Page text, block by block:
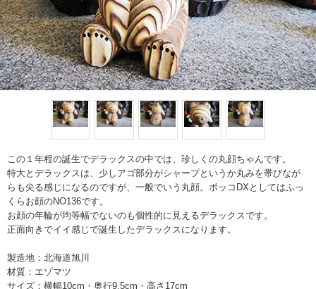
この１年程の誕生でデラックスの中では、珍しくの丸顔ちゃんです。
特大とデラックスは、少しアゴ部分がシャープというか丸みを帯びなが
らも尖る感じになるのですが、一般でいう丸顔。ボッコDXとしてはふっ
くらお顔のNO136です。
お顔の年輪が均等幅でないのも個性的に見えるデラックスです。
正面向きでイイ感じで誕生したデラックスになります。
製造地：北海道旭川
材質：エゾマツ
サイズ：横幅10cm・奥行9.5cm・高さ17cm